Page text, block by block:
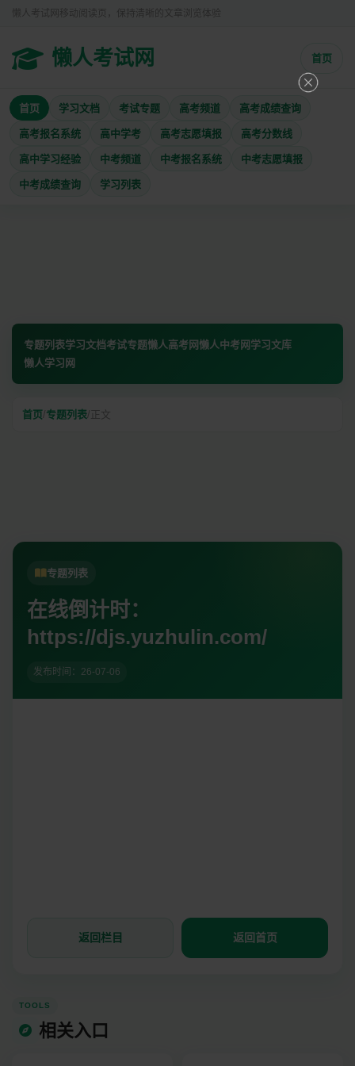
懒人考试网移动阅读页，保持清晰的文章浏览体验
懒人考试网 首页
首页 学习文档 考试专题 高考频道 高考成绩查询
高考报名系统 高中学考 高考志愿填报 高考分数线
高中学习经验 中考频道 中考报名系统 中考志愿填报
中考成绩查询 学习列表
专题列表学习文档考试专题懒人高考网懒人中考网 学习文库
懒人学习网
首页/专题列表/ 正文
专题列表
在线倒计时：
https://djs.yuzhulin.com/
发布时间：26-07-06
返回栏目 返回首页
TOOLS
相关入口